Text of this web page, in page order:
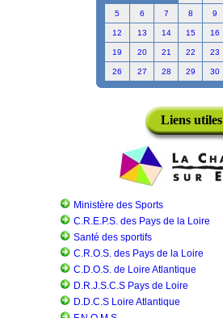
5 6 7 8 9
12 13 14 15 16
19 20 21 22 23
26 27 28 29 30
Liens utiles
Ministère des Sports
C.R.E.P.S. des Pays de la Loire
Santé des sportifs
C.R.O.S. des Pays de la Loire
C.D.O.S. de Loire Atlantique
D.R.J.S.C.S Pays de Loire
D.D.C.S Loire Atlantique